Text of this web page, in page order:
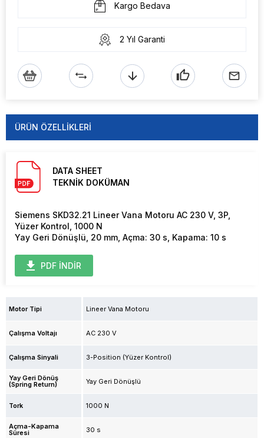
Kargo Bedava
2 Yıl Garanti
ÜRÜN ÖZELLIKLERI
DATA SHEET
TEKNİK DOKÜMAN
Siemens SKD32.21 Lineer Vana Motoru AC 230 V, 3P,
Yüzer Kontrol, 1000 N
Yay Geri Dönüşlü, 20 mm, Açma: 30 s, Kapama: 10 s
PDF İNDİR
Motor Tipi Lineer Vana Motoru
Çalışma Voltajı AC 230 V
Çalışma Sinyali 3-Position (Yüzer Kontrol)
Yay Geri Dönüş
(Spring Return) Yay Geri Dönüşlü
Tork 1000 N
Açma-Kapama
Süresi 30 s